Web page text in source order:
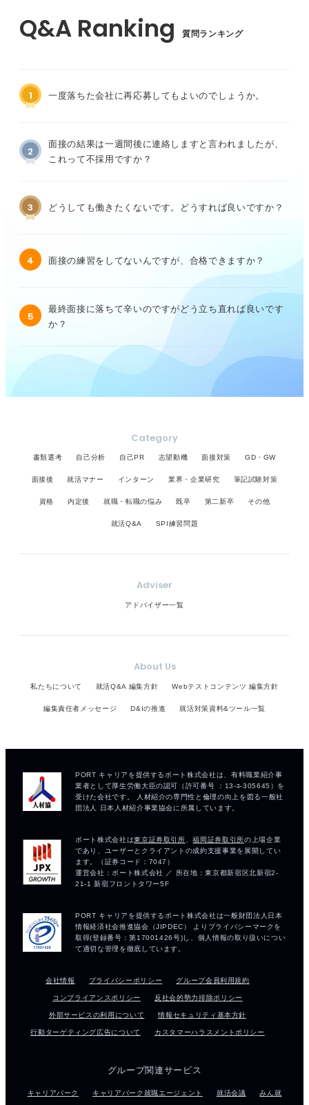
質問ランキング
1 一度落ちた会社に再応募してもよいのでしょうか。
2
面接の結果は一週間後に連絡しますと言われましたが、
これって不採用ですか？
3 どうしても働きたくないです。どうすれば良いですか？
4 面接の練習をしてないんですが、合格できますか？
5
最終面接に落ちて辛いのですがどう立ち直れば良いです
か？
Category
書類選考 自己分析 自己PR 志望動機 面接対策 GD・GW
面接後 就活マナー インターン 業界・企業研究 筆記試験対策
資格 内定後 就職・転職の悩み 既卒 第二新卒 その他
就活Q&A SPI練習問題
Adviser
アドバイザー一覧
About Us
私たちについて 就活Q&A 編集方針 Webテストコンテンツ 編集方針
編集責任者メッセージ D&Iの推進 就活対策資料&ツール一覧
会社情報 プライバシーポリシー グループ会員利用規約
コンプライアンスポリシー 反社会的勢力排除ポリシー
外部サービスの利用について 情報セキュリティ基本方針
行動ターゲティング広告について カスタマーハラスメントポリシー